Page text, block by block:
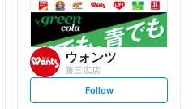
ウォンツ
藤三広店
s
Follow